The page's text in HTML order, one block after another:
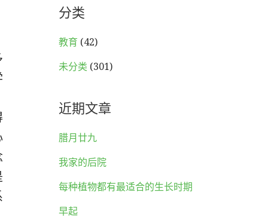
分类
教育 (42)
未分类 (301)
近期文章
腊月廿九
我家的后院
每种植物都有最适合的生长时期
早起